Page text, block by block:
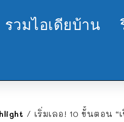
รวมไอเดียบ้าน
/ เริ่มเลอ! 10 ขั้นตอน